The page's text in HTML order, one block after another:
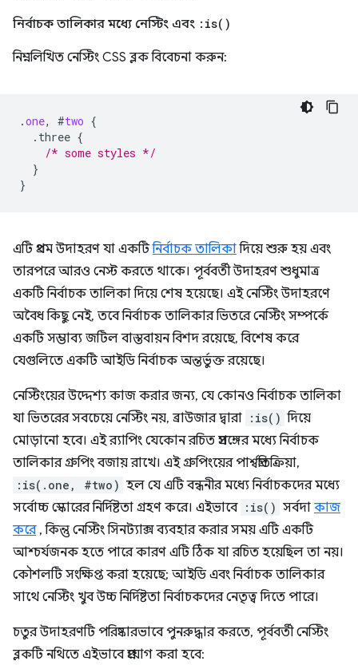
নির্বাচক তালিকার মধ্যে নেস্টিং এবং : is( )
নিম্নলিখিত নেস্টিং CSS ব্লক বিবেচনা করুন:
.one, #two {
.three {
/* some styles */
}
}
এটি প্রথম উদাহরণ যা একটিনির্বাচক তালিকাদিয়ে শুরু হয় এবং
তারপরে আরও নেস্ট করতে থাকে। পূর্ববর্তী উদাহরণ শুধুমাত্র
একটি নির্বাচক তালিকা দিয়ে শেষ হয়েছে। এই নেস্টিং উদাহরণে
অবৈধ কিছু নেই, তবে নির্বাচক তালিকার ভিতরে নেস্টিং সম্পর্কে
একটি সম্ভাব্য জটিল বাস্তবায়ন বিশদ রয়েছে, বিশেষ করে
যেগুলিতে একটি আইডি নির্বাচক অন্তর্ভুক্ত রয়েছে।
নেস্টিংয়ের উদ্দেশ্য কাজ করার জন্য, যে কোনও নির্বাচক তালিকা
যা ভিতরের সবচেয়ে নেস্টিং নয়, ব্রাউজার দ্বারা :is() দিয়ে
মোড়ানো হবে। এই র‌্যাপিং যেকোন রচিত প্রসঙ্গের মধ্যে নির্বাচক
তালিকার গ্রুপিং বজায় রাখে। এই গ্রুপিংয়ের পার্শ্বপ্রতিক্রিয়া,
:is(.one, #two) হল যে এটি বন্ধনীর মধ্যে নির্বাচকদের মধ্যে
সর্বোচ্চ স্কোরের নির্দিষ্টতা গ্রহণ করে। এইভাবে :is() সর্বদা কাজ
করে, কিন্তু নেস্টিং সিনট্যাক্স ব্যবহার করার সময় এটি একটি
আশ্চর্যজনক হতে পারে কারণ এটি ঠিক যা রচিত হয়েছিল তা নয়।
কৌশলটি সংক্ষিপ্ত করা হয়েছে; আইডি এবং নির্বাচক তালিকার
সাথে নেস্টিং খুব উচ্চ নির্দিষ্টতা নির্বাচকদের নেতৃত্ব দিতে পারে।
চতুর উদাহরণটি পরিষ্কারভাবে পুনরুদ্ধার করতে, পূর্ববর্তী নেস্টিং
ব্লকটি নথিতে এইভাবে প্রয়োগ করা হবে: